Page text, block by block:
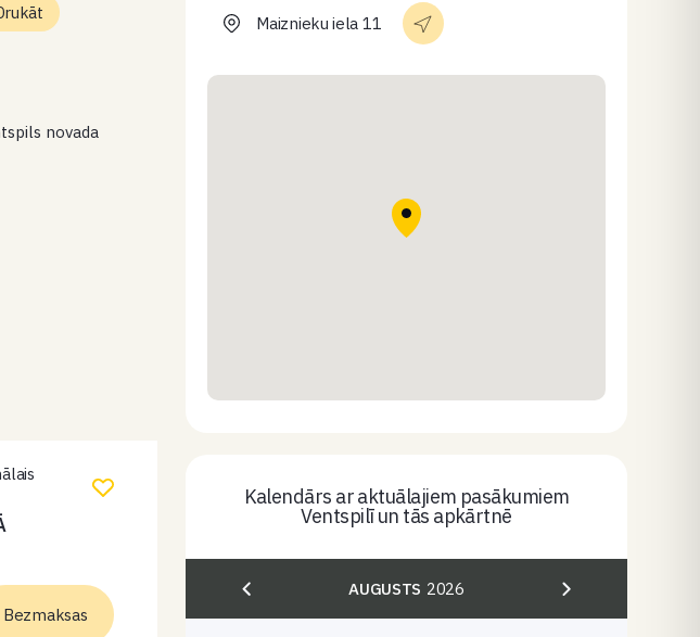
novada
un filca
Bezmaksas
Maiznieku iela 11
Kalendārs ar aktuālajiem pasākumiem
Ventspilī un tās apkārtnē
AUGUSTS 2026